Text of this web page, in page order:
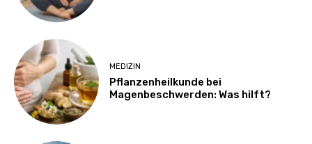
MEDIZIN
Pflanzenheilkunde bei
Magenbeschwerden: Was hilft?